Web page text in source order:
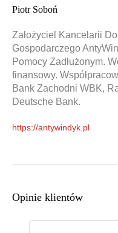
Piotr Soboń
Założyciel Kancelarii
Gospodarczego
Pomocy Zadłużonym.
finansowy.
Bank Zachodni WBK,
Deutsche Bank.
https://antywindyk.pl
Opinie klientów